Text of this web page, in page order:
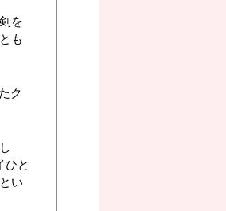
を
も
ク
ひと
い